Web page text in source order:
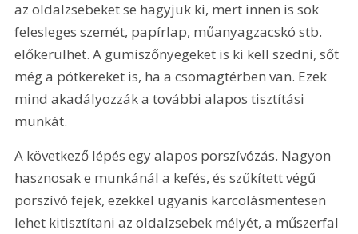
az oldalzsebeket se hagyjuk ki, mert innen is sok
felesleges szemét, papírlap, műanyagzacskó stb.
előkerülhet. A gumiszőnyegeket is ki kell szedni, sőt
még a pótkereket is, ha a csomagtérben van. Ezek
mind akadályozzák a további alapos tisztítási
munkát.
A következő lépés egy alapos porszívózás. Nagyon
hasznosak e munkánál a kefés, és szűkített végű
porszívó fejek, ezekkel ugyanis karcolásmentesen
lehet kitisztítani az oldalzsebek mélyét, a műszerfal